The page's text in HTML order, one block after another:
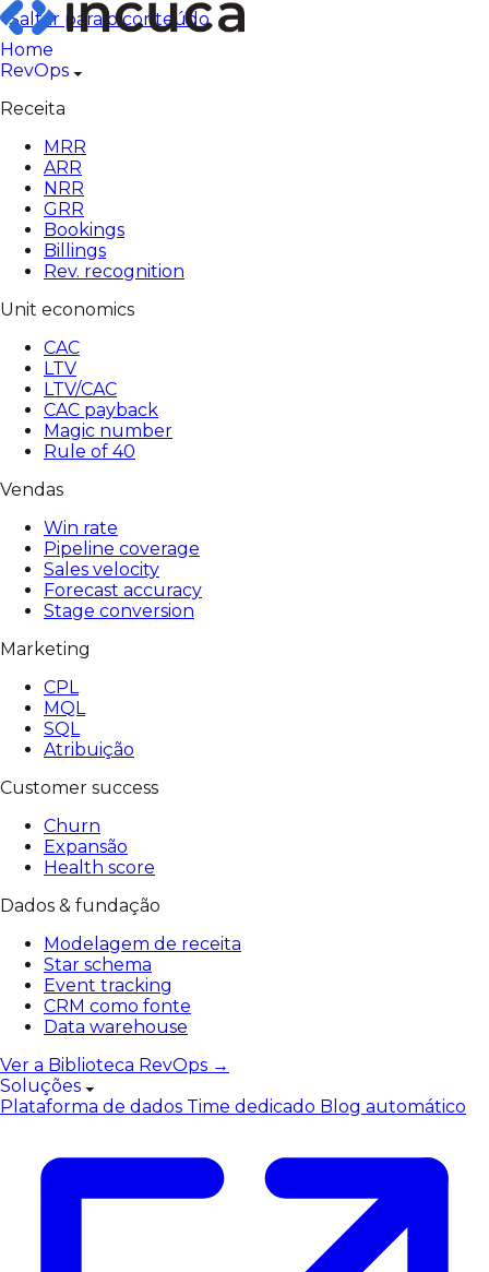
Pular
para
o
conteúdo
Saltar para o conteúdo
Home
RevOps
Receita
MRR
ARR
NRR
GRR
Bookings
Billings
Rev. recognition
Unit economics
CAC
LTV
LTV/CAC
CAC payback
Magic number
Rule of 40
Vendas
Win rate
Pipeline coverage
Sales velocity
Forecast accuracy
Stage conversion
Marketing
CPL
MQL
SQL
Atribuição
Customer success
Churn
Expansão
Health score
Dados & fundação
Modelagem de receita
Star schema
Event tracking
CRM como fonte
Data warehouse
Ver a Biblioteca RevOps →
Soluções
Plataforma de dados Time dedicado Blog automático